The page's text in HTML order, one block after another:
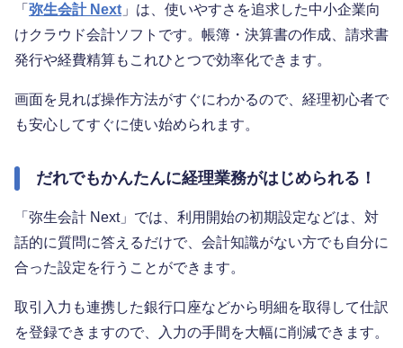
「 弥生会計 Next 」は、使いやすさを追求した中小企業向
けクラウド会計ソフトです。帳簿・決算書の作成、請求書
発行や経費精算もこれひとつで効率化できます。
画面を見れば操作方法がすぐにわかるので、経理初心者で
も安心してすぐに使い始められます。
だれでもかんたんに経理業務がはじめられる！
「弥生会計 Next」では、利用開始の初期設定などは、対
話的に質問に答えるだけで、会計知識がない方でも自分に
合った設定を行うことができます。
取引入力も連携した銀行口座などから明細を取得して仕訳
を登録できますので、入力の手間を大幅に削減できます。